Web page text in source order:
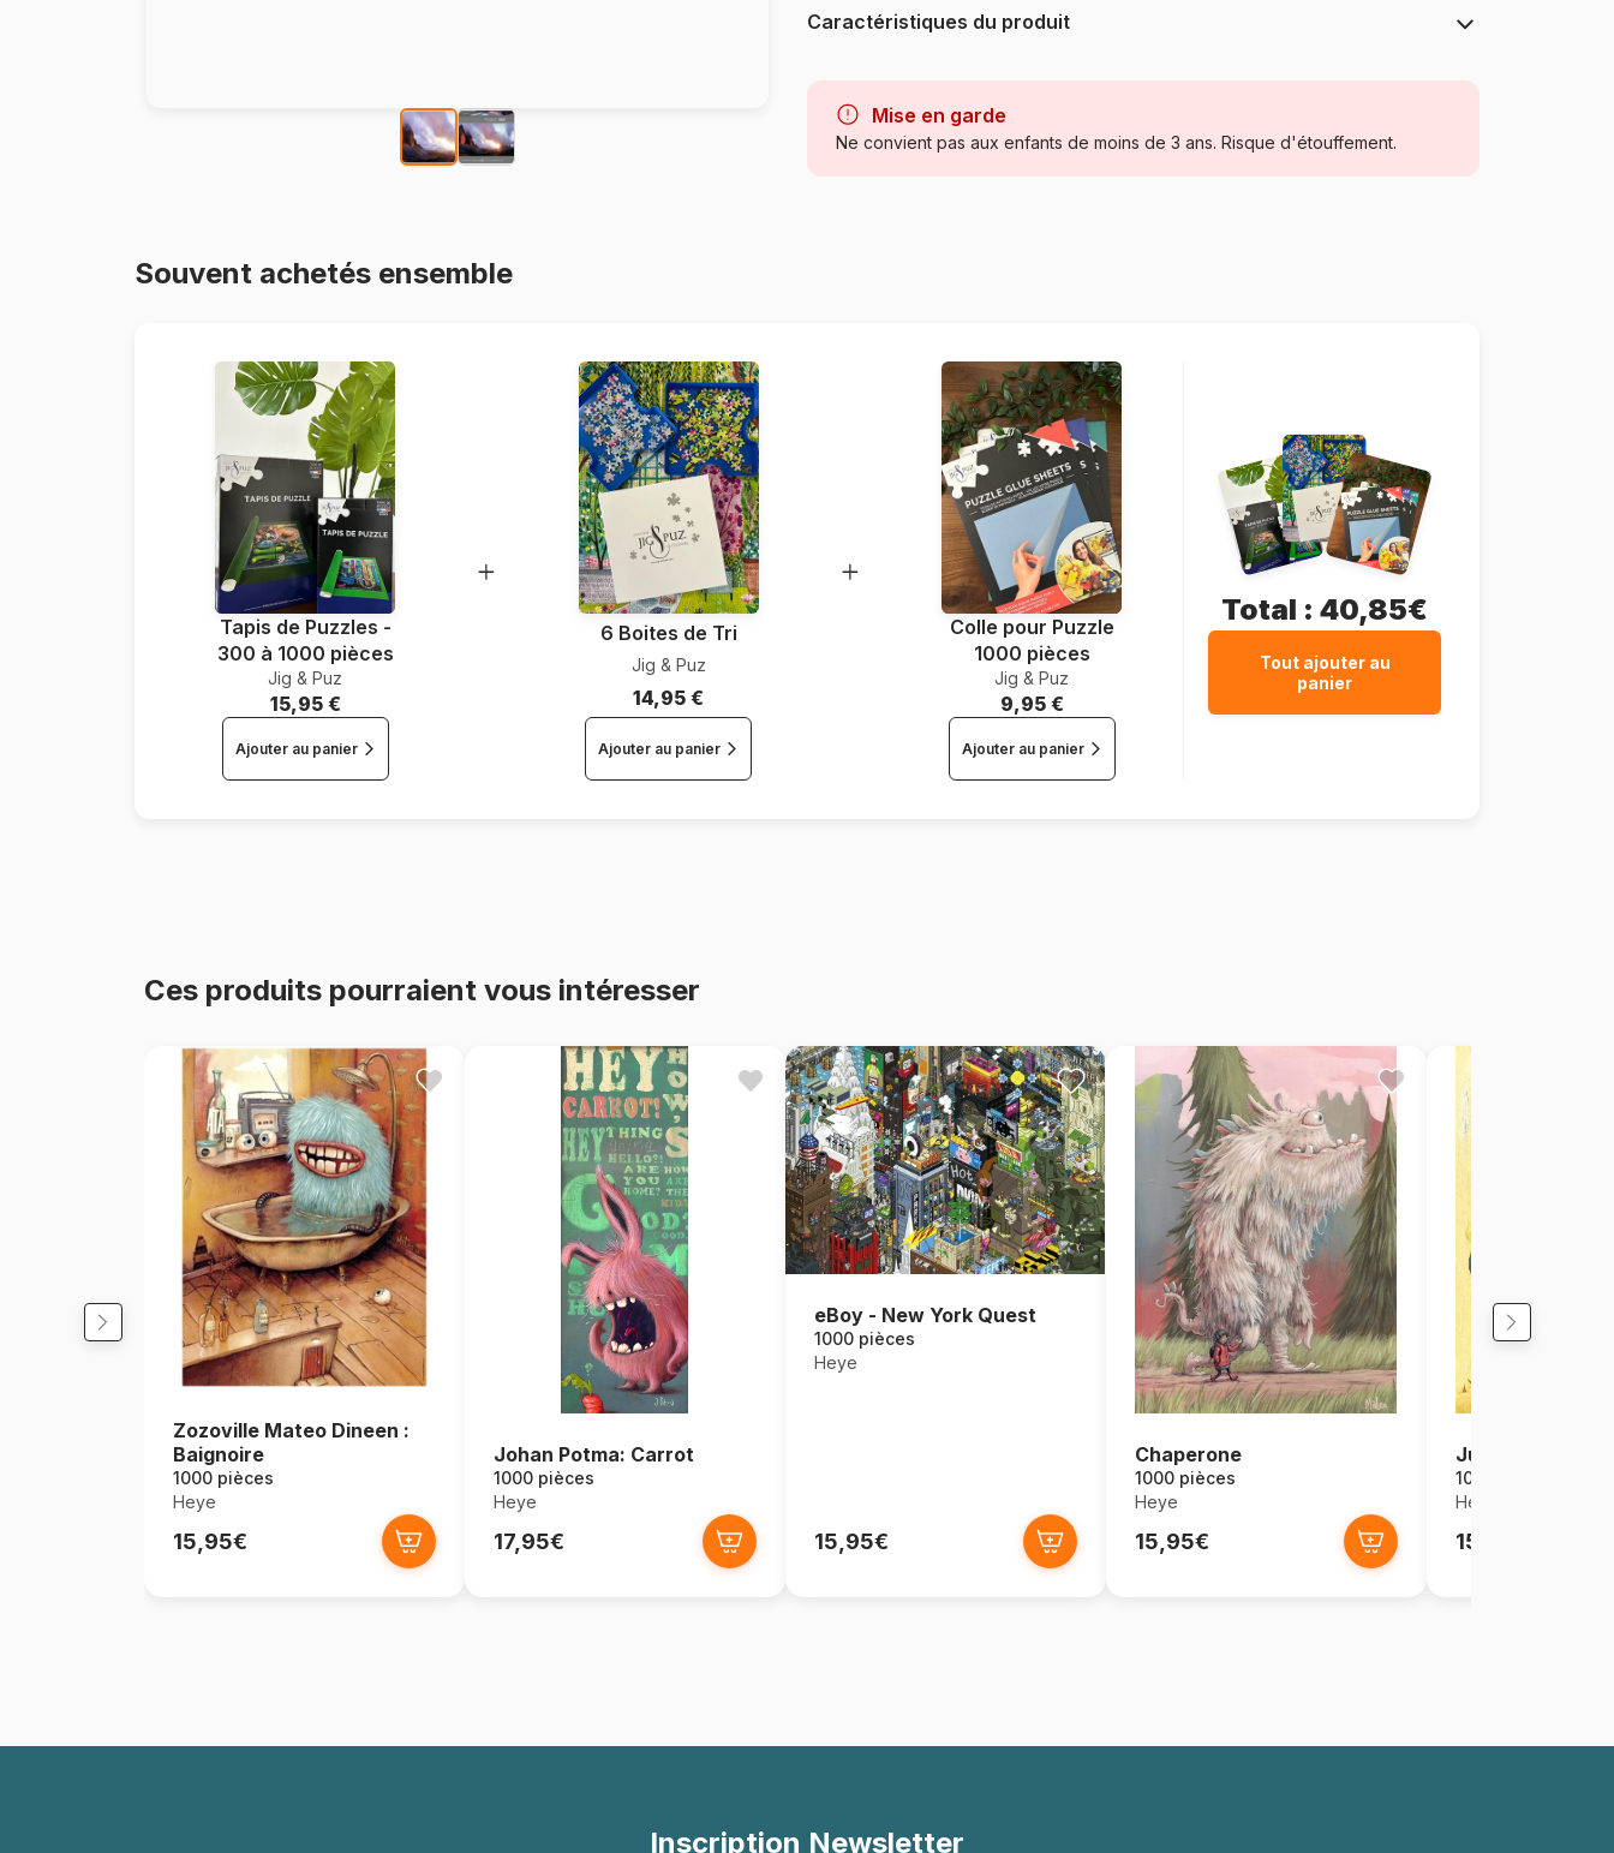
Von Humboldt - Dimensions du puzzle monté : 95 x 33 cm - Label FSC (ce label
environnemental a pour but d'assurer que la production de bois ou d'un produit à
Caractéristiques du produit
Catégorie
Age
Puzzle pour Adultes (500 à 48.000
Mise en garde
Ne convient pas aux enfants de moins de 3 ans. Risque d'étouffement.
Souvent achetés ensemble
Tapis de Puzzles -
300 à 1000 pièces
Jig & Puz
15,95 €
Ajouter au panier
6 Boites de Tri
Jig & Puz
14,95 €
Ajouter au panier
Colle pour Puzzle
1000 pièces
Jig & Puz
9,95 €
Ajouter au panier
Total : 40,85€
Tout ajouter au
panier
Ces produits pourraient vous intéresser
Zozoville Mateo Dineen :
Baignoire
1000 pièces
Heye
15,95€
Johan Potma: Carrot
1000 pièces
Heye
17,95€
eBoy - New York Quest
1000 pièces
Heye
15,95€
Chaperone
1000 pièces
Heye
15,95€
Junk Food
1000 pièces
Heye
15,95€
Inscription Newsletter